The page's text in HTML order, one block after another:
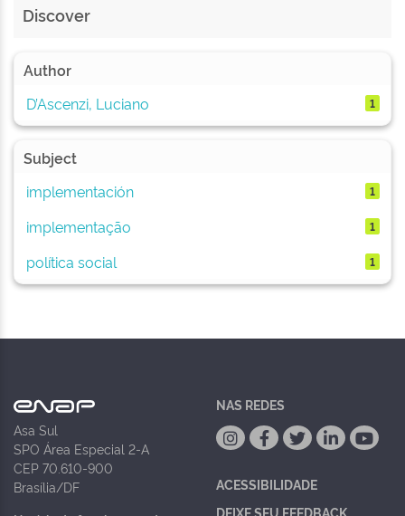
Discover
Author
D’Ascenzi, Luciano
1
Subject
implementación
1
implementação 1
política social 1
Asa Sul
SPO Área Especial 2-A
CEP 70.610-900
Brasília/DF
NAS REDES
ACESSIBILIDADE
DEIXE SEU FEEDBACK